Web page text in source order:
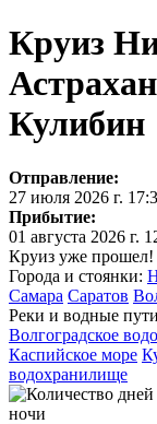
Круиз
Кулибин
Отправление:
27 июля 2026 г.
Прибытие:
01 августа 2026 г.
Круиз уже прошел!
Города и стоянки:
Самара Саратов
Реки и водные
Волгоградское
Каспийское море
водохранилище
ночи